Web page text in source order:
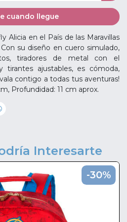
cuando llegue
Alicia en el País de las Maravillas
su diseño en cuero simulado,
tiradores de metal con el
ajustables, es cómoda,
contigo a todas tus aventuras!
Profundidad: 11 cm aprox.
Interesarte
-30%